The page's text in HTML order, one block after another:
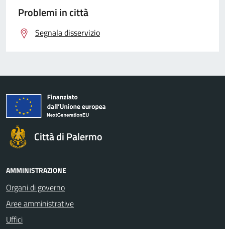
Problemi in città
Segnala disservizio
Città di Palermo
AMMINISTRAZIONE
Organi di governo
Aree amministrative
Uffici